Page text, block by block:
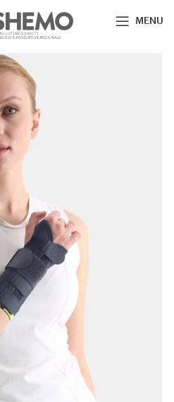
MENU